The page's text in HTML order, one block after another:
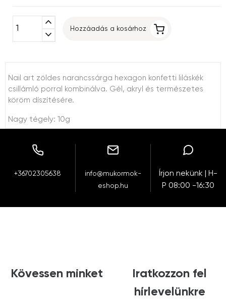
expand_less
expand_more
Hozzáadás a kosárhoz
Nail art zöldes narancssárga hexagon konfetti liláskék
csillámló porral kombinálva. Gél, akryl és természetes
köröm díszítésére.
Nagy tégely: 10g
+36702305638
info@mukormok-
eshop.hu
Írjon nekünk | H-
P 08:00 -16:30
Kövessen minket
Iratkozzon fel
hírlevelünkre